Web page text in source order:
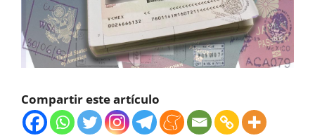
Compartir este artículo